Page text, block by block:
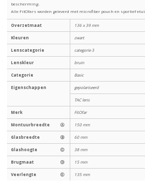
bescherming.
Alle FitOfars worden geleverd met microfiber pouch en sportief etui.
Overzetmaat 136 x 39 mm
Kleuren zwart
Lenscategorie categorie 3
Lenskleur bruin
Categorie Basic
Eigenschappen gepolariseerd
TAC lens
Merk FitOfar
Montuurbreedte Ⓐ 150 mm
Glasbreedte Ⓑ 60 mm
Glashoogte Ⓒ 38 mm
Brugmaat Ⓓ 15 mm
Veerlengte Ⓔ 135 mm